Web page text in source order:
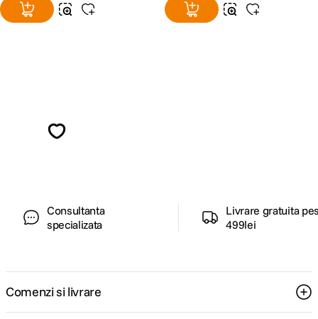
Consultanta
specializata
Livrare gratuita
499lei
Comenzi si livrare